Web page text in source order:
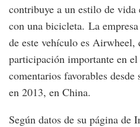
contribuye a un estilo de vida
con una bicicleta. La
de este vehículo es Airwheel,
participación importante en
comentarios favorables
en 2013, en China.
Según datos de su página de